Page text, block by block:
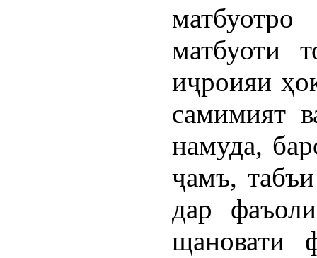
матбуоти
иҷроияи
самимият
намуда,
ҷамъ,
дар
щановати